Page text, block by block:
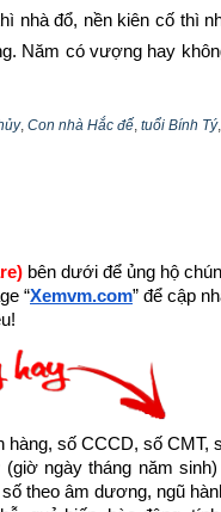
nhà đổ, nền kiên cố thì
Năm có vượng hay
can và chi
trụ còn lại thì mới biết rõ
chắc khỏe thì lá mới tươi
vượng tựa như muôn
thì nhiều quả ngon,
quyết định nhưng cũng
, Con nhà Hắc đế, tuổi Bính Tý,
bên dưới để ủng hộ
“Xemvm.com” để cập
số CCCD, số CMT,
ngày tháng năm
theo âm dương, ngũ